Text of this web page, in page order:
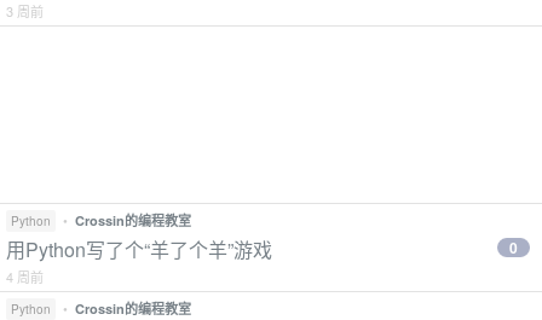
3 周前
Python • Crossin的编程教室
用Python写了个“羊了个羊”游戏
4 周前
0
Python • Crossin的编程教室